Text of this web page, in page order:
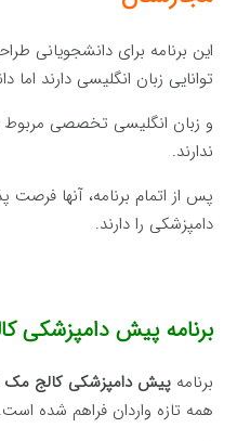
این برنامه برای دانشجویانی
توانایی زبان انگلیسی دارند
و زبان انگلیسی تخصصی مربوط
ندارند.
پس از اتمام برنامه، آنها فرصت
دامپزشکی را دارند.
برنامه پیش دامپزشکی
برنامهپیش دامپزشکی کالج مک
همه تازه واردان فراهم شده است.